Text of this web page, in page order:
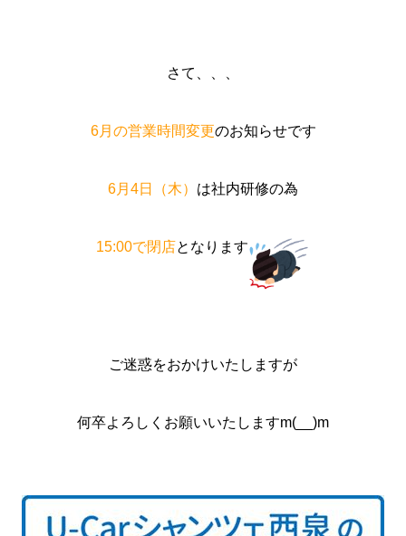
さて、、、
6月の営業時間変更のお知らせです
6月4日（木） は社内研修の為
15:00で閉店となります
ご迷惑をおかけいたしますが
何卒よろしくお願いいたしますm(__)m